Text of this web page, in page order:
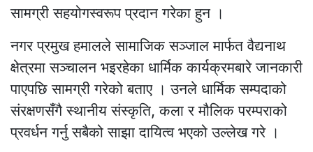
सामग्री सहयोगस्वरूप प्रदान गरेका हुन ।
नगर प्रमुख हमालले सामाजिक सञ्जाल मार्फत वैद्यनाथ
क्षेत्रमा सञ्चालन भइरहेका धार्मिक कार्यक्रमबारे जानकारी
पाएपछि सामग्री गरेको बताए । उनले धार्मिक सम्पदाको
संरक्षणसँगै स्थानीय संस्कृति, कला र मौलिक परम्पराको
प्रवर्धन गर्नु सबैको साझा दायित्व भएको उल्लेख गरे ।